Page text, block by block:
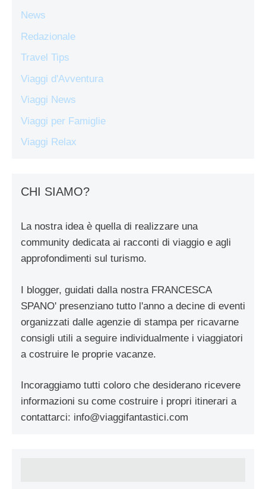
News
Redazionale
Travel Tips
Viaggi d'Avventura
Viaggi News
Viaggi per Famiglie
Viaggi Relax
CHI SIAMO?
La nostra idea è quella di realizzare una
community dedicata ai racconti di viaggio e agli
approfondimenti sul turismo.
I blogger, guidati dalla nostra FRANCESCA
SPANO' presenziano tutto l'anno a decine di eventi
organizzati dalle agenzie di stampa per ricavarne
consigli utili a seguire individualmente i viaggiatori
a costruire le proprie vacanze.
Incoraggiamo tutti coloro che desiderano ricevere
informazioni su come costruire i propri itinerari a
contattarci: info@viaggifantastici.com